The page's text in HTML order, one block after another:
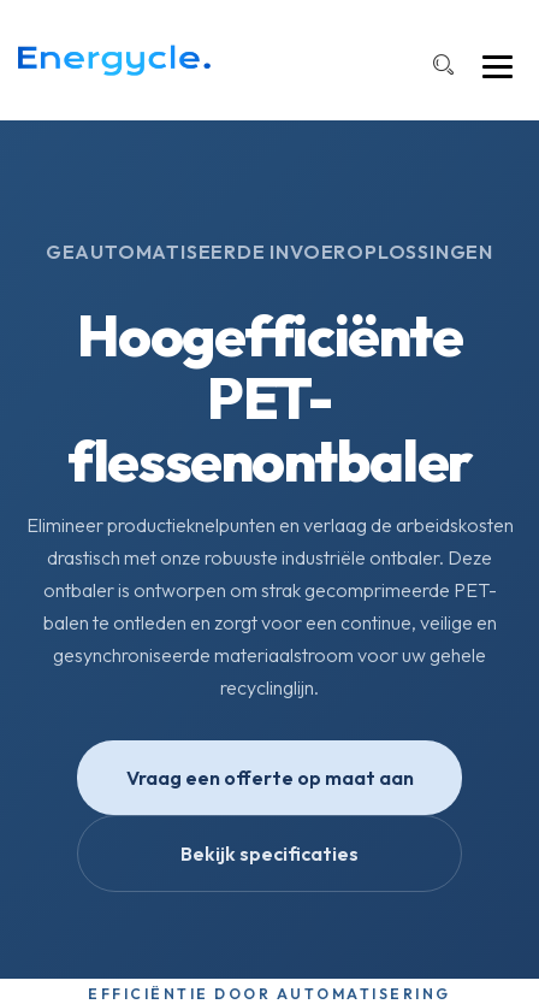
GEAUTOMATISEERDE INVOEROPLOSSINGEN
Hoogefficiënte
PET-
flessenontbaler
Elimineer productieknelpunten en verlaag de arbeidskosten
drastisch met onze robuuste industriële ontbaler. Deze
ontbaler is ontworpen om strak gecomprimeerde PET-
balen te ontleden en zorgt voor een continue, veilige en
gesynchroniseerde materiaalstroom voor uw gehele
recyclinglijn.
Vraag een offerte op maat aan
Bekijk specificaties
EFFICIËNTIE DOOR AUTOMATISERING